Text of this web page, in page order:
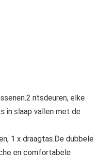
ritsdeuren, elke
in slaap vallen met de
1 x draagtas.De dubbele
en comfortabele